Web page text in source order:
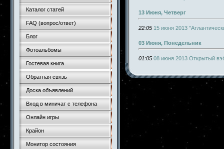
Каталог статей
FAQ (вопрос/ответ)
Блог
Фотоальбомы
Гостевая книга
Обратная связь
Доска объявлений
Вход в миничат с телефона
Онлайн игры
Крайон
Монитор состояния
13 Июня, Четверг
22:05 15 июня 2013
03 Июня, Понедельник
01:05 08 июня 2013 Открытый